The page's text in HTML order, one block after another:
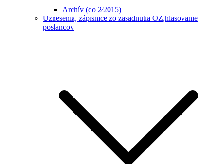
Archív (do 2⁄2015)
Uznesenia, zápisnice zo zasadnutia OZ,hlasovanie
poslancov